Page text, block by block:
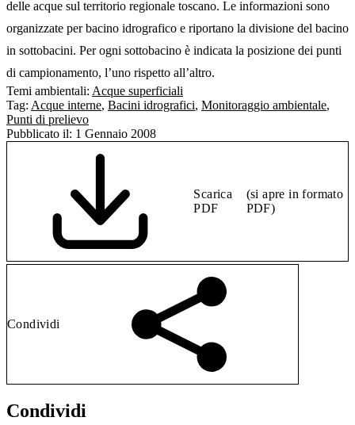
delle acque sul territorio regionale toscano. Le informazioni sono
organizzate per bacino idrografico e riportano la divisione del bacino
in sottobacini. Per ogni sottobacino è indicata la posizione dei punti
di campionamento, l’uno rispetto all’altro.
Temi ambientali: Acque superficiali
Tag: Acque interne, Bacini idrografici, Monitoraggio ambientale,
Punti di prelievo
Pubblicato il: 1 Gennaio 2008
Scarica
PDF
(si apre in formato
PDF)
Condividi
Condividi